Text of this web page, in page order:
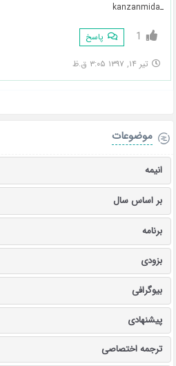
ـkanzanmida
1 پاسخ
تیر ۱۴, ۱۳۹۷ ۳:۰۵ ق.ظ
موضوعات
انیمه
بر اساس سال
برنامه
بزودی
بیوگرافی
پیشنهادی
ترجمه اختصاصی